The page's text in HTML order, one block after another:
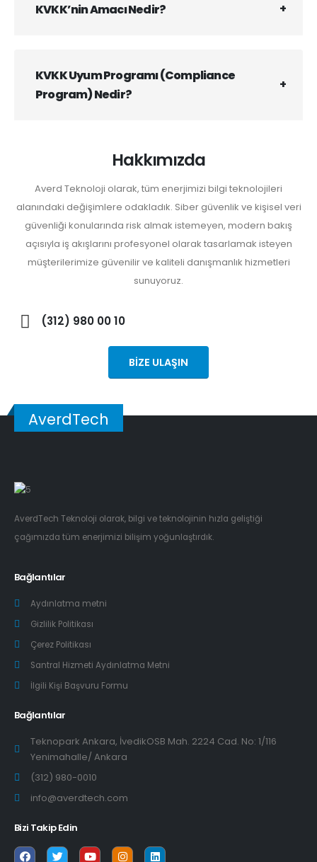
KVKK’nin Amacı Nedir?
KVKK Uyum Programı (Compliance
Program) Nedir?
Hakkımızda
Averd Teknoloji olarak, tüm enerjimizi bilgi teknolojileri
alanındaki değişimlere odakladık. Siber güvenlik ve kişisel veri
güvenliği konularında risk almak istemeyen, modern bakış
açısıyla iş akışlarını profesyonel olarak tasarlamak isteyen
müşterilerimize güvenilir ve kaliteli danışmanlık hizmetleri
sunuyoruz.
(312) 980 00 10
BİZE ULAŞIN
AverdTech
AverdTech Teknoloji olarak, bilgi ve teknolojinin hızla geliştiği
çağımızda tüm enerjimizi bilişim yoğunlaştırdık.
Bağlantılar
Aydınlatma metni
Gizlilik Politikası
Çerez Politikası
Santral Hizmeti Aydınlatma Metni
İlgili Kişi Başvuru Formu
Bağlantılar
Teknopark Ankara, İvedikOSB Mah. 2224 Cad. No: 1/116
Yenimahalle/ Ankara
(312) 980-0010
info@averdtech.com
Bizi Takip Edin